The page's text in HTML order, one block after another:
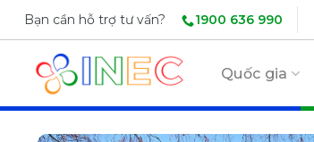
Skip
content
Bạn cần hỗ trợ tư vấn? 1900 636 990
Quốc gia